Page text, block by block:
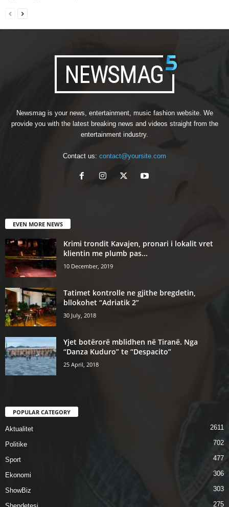
Newsmag is your news, entertainment, music fashion website. We
provide you with the latest breaking news and videos straight from the
entertainment industry.
Contact us: contact@yoursite.com
EVEN MORE NEWS
Krimi trondit Kavajen, pronari i lokalit vret
klientin me plumb pas...
10 December, 2019
Tatimet kontrolle ne gjithe bregdetin,
bllokohet “Adriatik 2”
30 July, 2018
Yjet botërorë mblidhen në Tiranë. Nga
“Danza Kuduro” te “Despacito”
25 April, 2018
POPULAR CATEGORY
Aktualitet 2611
Politike 702
Sport 477
Ekonomi 306
ShowBiz 303
275